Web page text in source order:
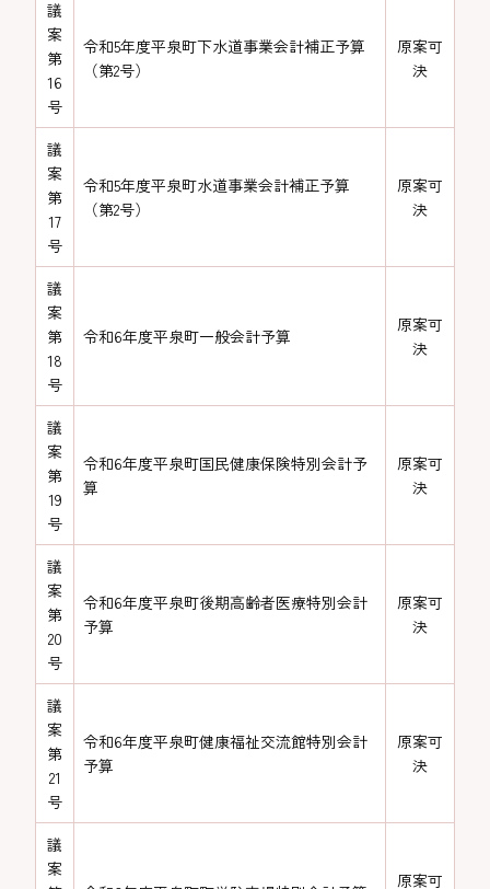
議
案
第
16
号
令和5年度平泉町下水道事業会計補正予算
（第2号）
原案可
決
議
案
第
17
号
令和5年度平泉町水道事業会計補正予算
（第2号）
原案可
決
議
案
第
18
号
令和6年度平泉町一般会計予算
原案可
決
議
案
第
19
号
令和6年度平泉町国民健康保険特別会計予
算
原案可
決
議
案
第
20
号
令和6年度平泉町後期高齢者医療特別会計
予算
原案可
決
議
案
第
21
号
令和6年度平泉町健康福祉交流館特別会計
予算
原案可
決
議
案
原案可